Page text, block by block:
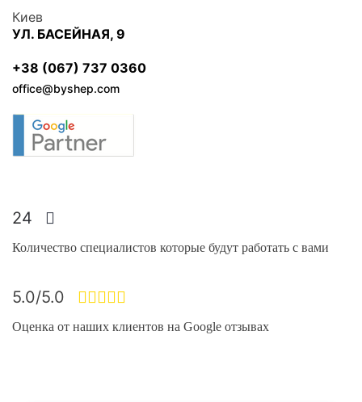
Киев
УЛ. БАСЕЙНАЯ, 9
+38 (067) 737 0360
office@byshep.com
24
Количество специалистов которые будут работать с вами
5.0/5.0
Оценка от наших клиентов на Google отзывах